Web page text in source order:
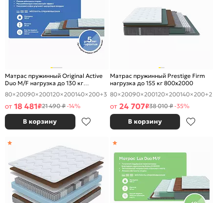
Матрас пружинный Original Active
Duo M/F нагрузка до 130 кг
800x2000
80×20090×200120×200140×200+3
от 18 481₽21 490 ₽-14%
В корзину
Матрас пружинный Prestige Firm
нагрузка до 155 кг 800x2000
80×20090×200120×200140×200+2
от 24 707₽38 010 ₽-35%
В корзину